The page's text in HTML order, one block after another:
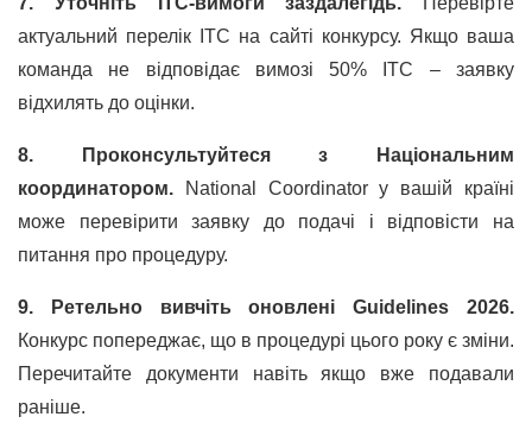
актуальний перелік ITC на сайті конкурсу. Якщо ваша
команда не відповідає вимозі 50% ITC – заявку
відхилять до оцінки.
8. Проконсультуйтеся з Національним
координатором. National Coordinator у вашій країні
може перевірити заявку до подачі і відповісти на
питання про процедуру.
9. Ретельно вивчіть оновлені Guidelines 2026.
Конкурс попереджає, що в процедурі цього року є зміни.
Перечитайте документи навіть якщо вже подавали
раніше.